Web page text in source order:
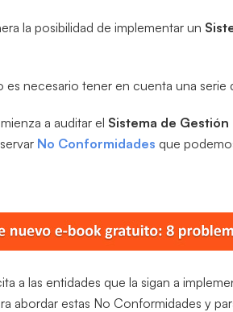
la posibilidad de implementar un
necesario tener en cuenta una
a auditar el Sistema de
No Conformidades que
a las entidades que la sigan a
abordar estas No Conformidades y